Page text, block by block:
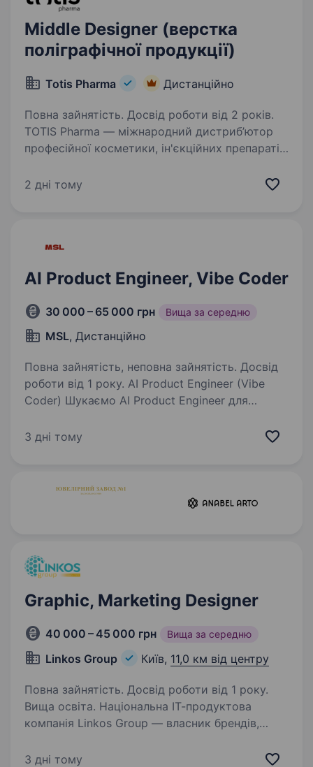
Middle Designer (верстка
поліграфічної продукції)
Totis Pharma Дистанційно
Повна зайнятість. Досвід роботи від 2 років.
TOTIS Pharma — міжнародний дистриб’ютор
професійної косметики, ін'єкційних препаратів
медицини. Працюємо лише з брендами
2 дні тому
AI Product Engineer, Vibe Coder
30 000 – 65 000 грн Вища за середню
MSL, Дистанційно
Повна зайнятість, неповна зайнятість. Досвід
роботи від 1 року. AI Product Engineer (Vibe
Coder) Шукаємо AI Product Engineer для
цікавить не класичний розробник, який
створювати…
3 дні тому
Graphic, Marketing Designer
40 000 – 45 000 грн Вища за середню
Linkos Group Київ, 11,0 км від центру
Повна зайнятість. Досвід роботи від 1 року.
Вища освіта. Національна ІТ-продуктова
компанія Linkos Group — власник брендів,
софту та рейтингових програмних продуктів
3 дні тому